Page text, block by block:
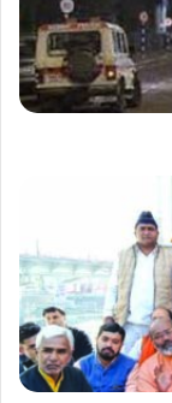
को
हत्या
की
आशंका